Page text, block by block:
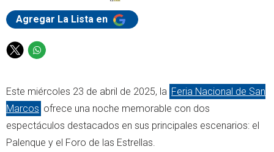
Agregar La Lista en
T
t
t
e
r
W
t
s
a
p
p
Este miércoles 23 de abril de 2025, la Feria Nacional de San
Marcos ofrece una noche memorable con dos
espectáculos destacados en sus principales escenarios: el
Palenque y el Foro de las Estrellas.